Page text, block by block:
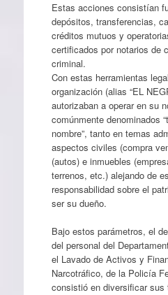
Estas acciones consistían
depósitos, transferencias,
créditos mutuos y
certificados por notarios de
criminal.
Con estas herramientas
organización (alias “EL
autorizaban a operar en su
comúnmente denominados
nombre”, tanto en temas
aspectos civiles (compra
(autos) e inmuebles
terrenos, etc.) alejando de
responsabilidad sobre el
ser su dueño.
Bajo estos parámetros, el
del personal del
el Lavado de Activos y
Narcotráfico, de la Policía
consistió en diversificar sus